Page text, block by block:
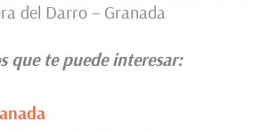
del Darro – Granada
que te puede interesar: